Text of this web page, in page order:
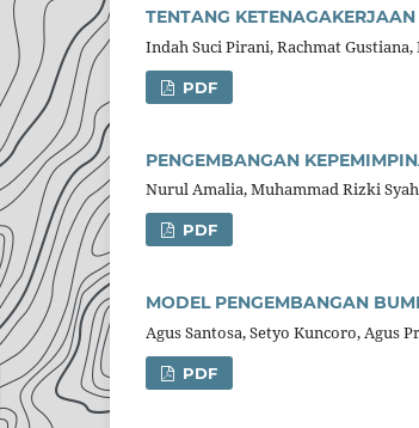
TENTANG
Indah Suci Pirani, Rachmat
PDF
PENGEMBANGAN
Nurul Amalia, Muhammad Rizki
PDF
MODEL PENGEMBANGAN
Agus Santosa, Setyo Kuncoro, Agus
PDF